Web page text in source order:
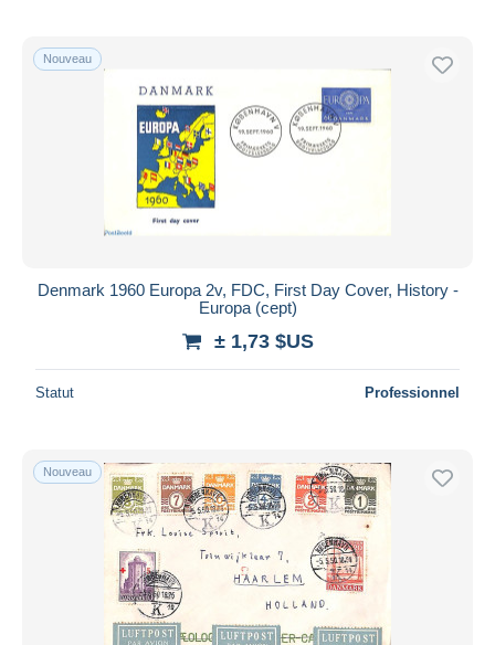
Nouveau
Denmark 1960 Europa 2v, FDC, First Day Cover, History -
Europa (cept)
± 1,73 $US
Statut Professionnel
Nouveau